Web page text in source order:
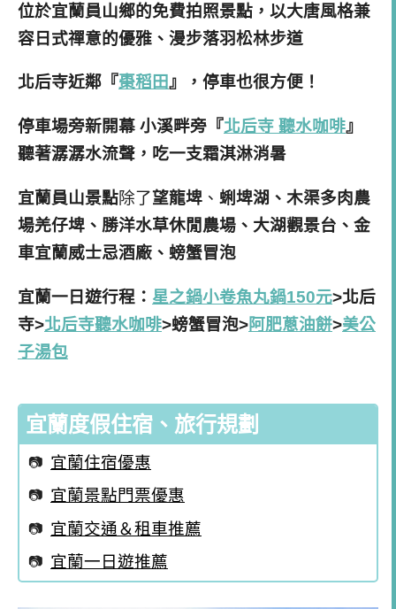
位於宜蘭員山鄉的免費拍照景點，以大唐風格兼
容日式禪意的優雅、漫步落羽松林步道
北后寺近鄰『棗稻田』，停車也很方便！
停車場旁新開幕 小溪畔旁『北后寺 聽水咖啡』
聽著潺潺水流聲，吃一支霜淇淋消暑
宜蘭員山景點除了望龍埤 、 蜊埤湖、木渠多肉農
場羌仔埤、勝洋水草休閒農場、大湖觀景台、金
車宜蘭威士忌酒廠、螃蟹冒泡
宜蘭一日遊行程： 星之鍋小卷魚丸鍋150元>北后
寺>北后寺聽水咖啡>螃蟹冒泡>阿肥蔥油餅>美公
子湯包
宜蘭度假住宿、旅行規劃
宜蘭住宿優惠
宜蘭景點門票優惠
宜蘭交通＆租車推薦
宜蘭一日遊推薦